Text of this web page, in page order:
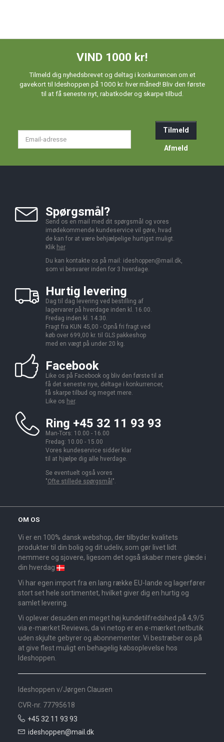
VIND 1000 kr!
Tilmeld dig nyhedsbrevet og deltag i konkurrencen om et
gavekort til Ideshoppen på 1000 kr. hver måned! Bliv den første
til at få seneste nyt, rabatkoder og skarpe tilbud.
Tilmeld
Afmeld
Spørgsmål?
Send os en mail med dit spørgsmål og vores
imødekommende kundeservice vil gøre, hvad
de kan for at være behjælpelige hurtigst muligt.
Klik her.
Du kan kontakte os på mail: ideshoppen@mail.dk,
som vi besvarer inden for 3 hverdage.
Hurtig levering
Dag til dag levering ved bestilling af
lagervarer på hverdage inden kl. 16.00.
Fredag inden kl. 14.30.
Fragt fra KUN 45,00 - Opnå fri fragt ved
køb over 699,00 kr. til GLS pakkeshop
med en vægt på under 20 kg.
Facebook
Like os på Facebook og bliv den første til at
få det seneste nye, deltage i konkurrencer,
få skarpe tilbud og meget mere.
Like os her.
Ring +45 32 11 93 93
Man-Tors: 10.00 - 16.00
Fredag: 10.00 - 15.00
Vores kundeservice sidder klar
til at hjælpe dig alle hverdage.
Se eventuelt også vores
"Ofte stillede spørgsmål ".
OM OS
Vi er en 100% dansk webshop, der tilbyder kvalitets
produkter til din bolig og dit udeliv, som gør livet lidt
nemmere og sjovere, ligesom det også skaber mere glæde i
din hverdag
Vi har egen import fra en lang række EU-lande og lagerfører
stort set hele sortimentet, hvilket giver dig en hurtig og
samlet levering.
Vi oplever desuden en meget høj kundetilfredshed på 4,9/5
via e-mærket Reviews, da vi netop er en e-mærket netbutik
uden skjulte gebyrer og abonnementer. Vi bestræber os på
at give flest muligt en behagelig købsoplevelse hos
Ideshoppen.
Ideshoppen v/Jørgen Clausen
CVR-nr. 77795618
+45 32 11 93 93
ideshoppen@mail.dk